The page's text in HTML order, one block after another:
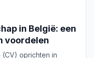
in België: een
voordelen
oprichten in